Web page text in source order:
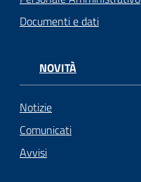
Documenti e dati
NOVITÀ
Notizie
Comunicati
Avvisi